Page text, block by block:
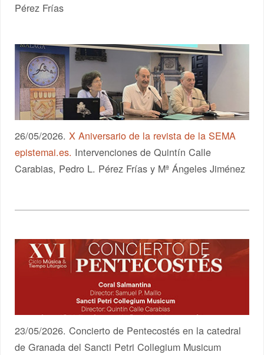
Pérez Frías
26/05/2026.X Aniversario de la revista de la SEMA
epistemai.es. Intervenciones de Quintín Calle
Carabias, Pedro L. Pérez Frías y Mª Ángeles Jiménez
23/05/2026. Concierto de Pentecostés en la catedral
de Granada del Sancti Petri Collegium Musicum